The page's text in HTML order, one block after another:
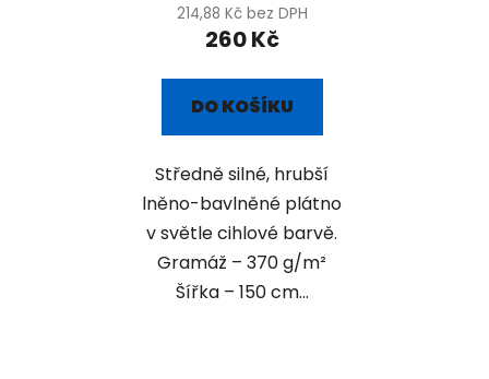
214,88 Kč bez DPH
260 Kč
DO KOŠÍKU
Středně silné, hrubší
lněno-bavlněné plátno
v světle cihlové barvě.
Gramáž – 370 g/m²
Šířka – 150 cm...